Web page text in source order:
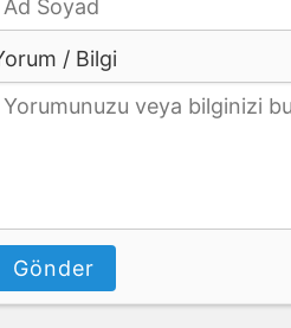
/ Bilgi
Gönder